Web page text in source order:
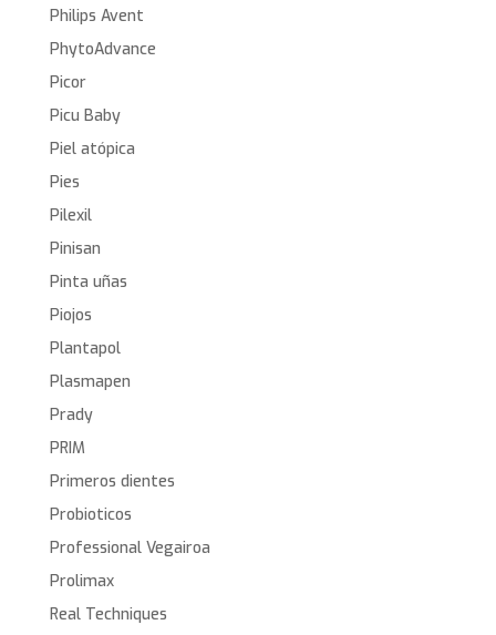
Philips Avent
PhytoAdvance
Picor
Picu Baby
Piel atópica
Pies
Pilexil
Pinisan
Pinta uñas
Piojos
Plantapol
Plasmapen
Prady
PRIM
Primeros dientes
Probioticos
Professional Vegairoa
Prolimax
Real Techniques